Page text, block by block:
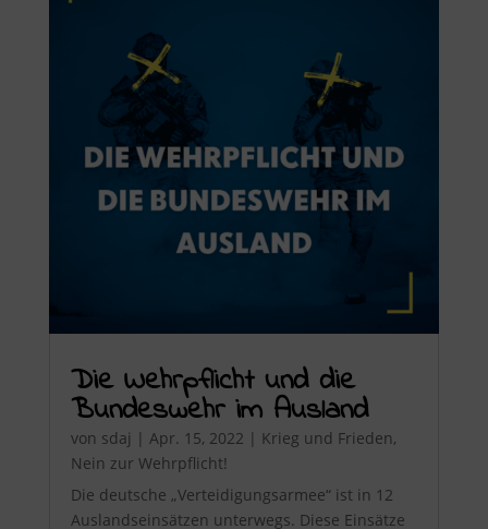
Die Wehrpflicht und die
Bundeswehr im Ausland
von sdaj | Apr. 15, 2022 | Krieg und Frieden,
Nein zur Wehrpflicht!
Die deutsche „Verteidigungsarmee“ ist in 12
Auslandseinsätzen unterwegs. Diese Einsätze